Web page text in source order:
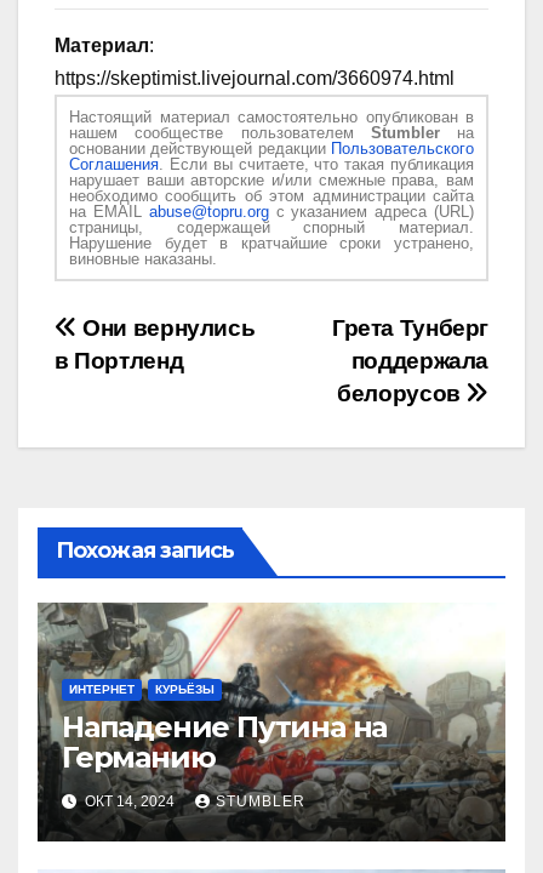
Материал:
https://skeptimist.livejournal.com/3660974.html
Настоящий материал самостоятельно опубликован в
нашем сообществе пользователем Stumblerна
основании действующей редакции Пользовательского
Соглашения. Если вы считаете, что такая публикация
нарушает ваши авторские и/или смежные права, вам
необходимо сообщить об этом администрации сайта
на EMAIL abuse@topru.orgс указанием адреса (URL)
страницы, содержащей спорный материал.
Нарушение будет в кратчайшие сроки устранено,
виновные наказаны.
Навигация
записям
Грета Тунберг
поддержала
белорусов
Они вернулись
в Портленд
Похожая запись
ИНТЕРНЕТ КУРЬЁЗЫ
Нападение Путина на
Германию
ОКТ 14, 2024 STUMBLER